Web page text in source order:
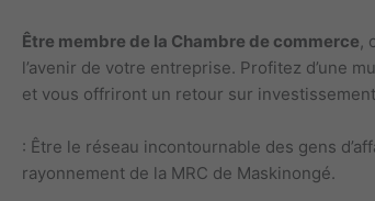
Être membre de la Chambre de commerce,
l’avenir de votre entreprise. Profitez d’une
et vous offriront un retour sur
: Être le réseau incontournable des gens
rayonnement de la MRC de Maskinongé.